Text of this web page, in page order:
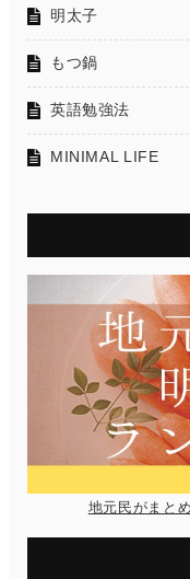
明太子
もつ鍋
英語勉強法
MINIMAL LIFE
地元民がまと